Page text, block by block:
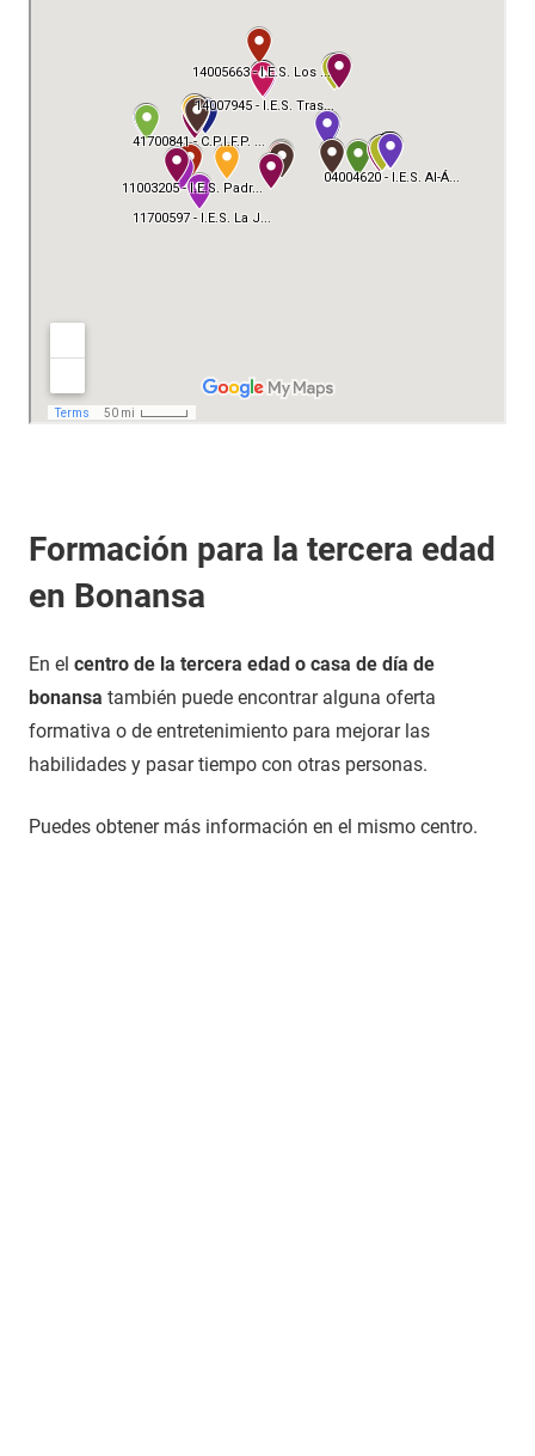
Formación para la tercera edad
en Bonansa
En el centro de la tercera edad o casa de día de
bonansa también puede encontrar alguna oferta
formativa o de entretenimiento para mejorar las
habilidades y pasar tiempo con otras personas.
Puedes obtener más información en el mismo centro.